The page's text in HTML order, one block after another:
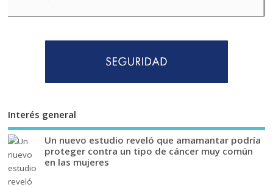
Interés general
Un nuevo estudio reveló que amamantar podría
proteger contra un tipo de cáncer muy común
en las mujeres